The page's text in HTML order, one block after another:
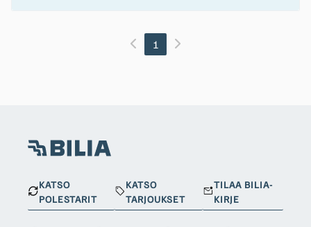
1
KATSO
POLESTARIT
KATSO
TARJOUKSET
TILAA BILIA-
KIRJE